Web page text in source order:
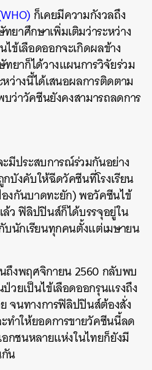
ก็เคยมีความกังวลถึง
ยาศึกษาเพิ่มเติมว่าระหว่าง
ข้เลือดออกจะเกิดผลข้าง
ทยาก็ได้วางแผนการวิจัยร่วม
ว่างนี้ได้เสนอผลการติดตาม
ว่าวัคซีนยังคงสามารถลดการ
มีประสบการณ์ร่วมกันอย่าง
บังคับให้ฉีดวัคซีนที่โรงเรียน
กันบาดทะยัก) พอวัคซีนไข้
ว ฟิลิปปินส์ก็ได้บรรจุอยู่ใน
บนักเรียนทุกคนตั้งแต่เมษายน
ถึงพฤศจิกายน 2560 กลับพบ
วยเป็นไข้เลือดออกรุนแรงถึง
จนทางการฟิลิปปินส์ต้องสั่ง
ทำให้ยอดการขายวัคซีนนี้ลด
กชนหลายแห่งในไทยก็ยังมี
น